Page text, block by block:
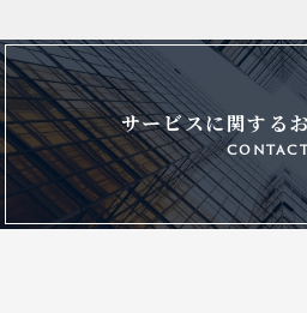
サービスに関する